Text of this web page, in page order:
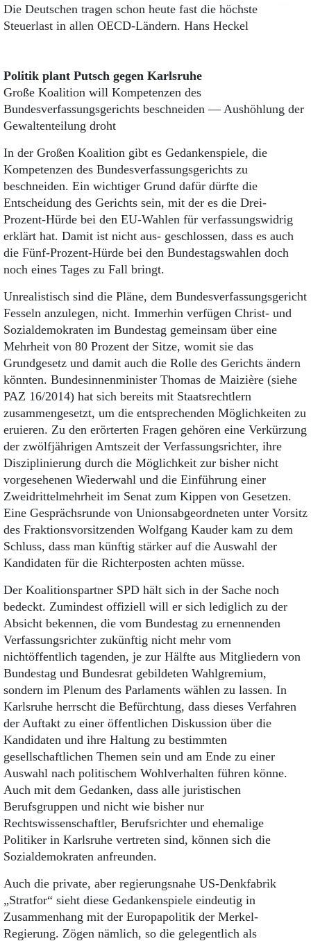
Die Deutschen tragen schon heute fast die höchste
Steuerlast in allen OECD-Ländern. Hans Heckel
Politik plant Putsch gegen Karlsruhe
Große Koalition will Kompetenzen des
Bundesverfassungsgerichts beschneiden — Aushöhlung der
Gewaltenteilung droht
In der Großen Koalition gibt es Gedankenspiele, die
Kompetenzen des Bundesverfassungsgerichts zu
beschneiden. Ein wichtiger Grund dafür dürfte die
Entscheidung des Gerichts sein, mit der es die Drei-
Prozent-Hürde bei den EU-Wahlen für verfassungswidrig
erklärt hat. Damit ist nicht aus- geschlossen, dass es auch
die Fünf-Prozent-Hürde bei den Bundestagswahlen doch
noch eines Tages zu Fall bringt.
Unrealistisch sind die Pläne, dem Bundesverfassungsgericht
Fesseln anzulegen, nicht. Immerhin verfügen Christ- und
Sozialdemokraten im Bundestag gemeinsam über eine
Mehrheit von 80 Prozent der Sitze, womit sie das
Grundgesetz und damit auch die Rolle des Gerichts ändern
könnten. Bundesinnenminister Thomas de Maizière (siehe
PAZ 16/2014) hat sich bereits mit Staatsrechtlern
zusammengesetzt, um die entsprechenden Möglichkeiten zu
eruieren. Zu den erörterten Fragen gehören eine Verkürzung
der zwölfjährigen Amtszeit der Verfassungsrichter, ihre
Disziplinierung durch die Möglichkeit zur bisher nicht
vorgesehenen Wiederwahl und die Einführung einer
Zweidrittelmehrheit im Senat zum Kippen von Gesetzen.
Eine Gesprächsrunde von Unionsabgeordneten unter Vorsitz
des Fraktionsvorsitzenden Wolfgang Kauder kam zu dem
Schluss, dass man künftig stärker auf die Auswahl der
Kandidaten für die Richterposten achten müsse.
Der Koalitionspartner SPD hält sich in der Sache noch
bedeckt. Zumindest offiziell will er sich lediglich zu der
Absicht bekennen, die vom Bundestag zu ernennenden
Verfassungsrichter zukünftig nicht mehr vom
nichtöffentlich tagenden, je zur Hälfte aus Mitgliedern von
Bundestag und Bundesrat gebildeten Wahlgremium,
sondern im Plenum des Parlaments wählen zu lassen. In
Karlsruhe herrscht die Befürchtung, dass dieses Verfahren
der Auftakt zu einer öffentlichen Diskussion über die
Kandidaten und ihre Haltung zu bestimmten
gesellschaftlichen Themen sein und am Ende zu einer
Auswahl nach politischem Wohlverhalten führen könne.
Auch mit dem Gedanken, dass alle juristischen
Berufsgruppen und nicht wie bisher nur
Rechtswissenschaftler, Berufsrichter und ehemalige
Politiker in Karlsruhe vertreten sind, können sich die
Sozialdemokraten anfreunden.
Auch die private, aber regierungsnahe US-Denkfabrik
„Stratfor“ sieht diese Gedankenspiele eindeutig in
Zusammenhang mit der Europapolitik der Merkel-
Regierung. Zögen nämlich, so die gelegentlich als